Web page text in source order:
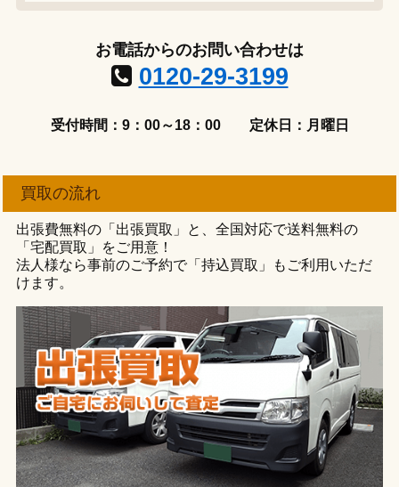
お電話からのお問い合わせは
0120-29-3199
受付時間：9：00～18：00 定休日：月曜日
買取の流れ
出張費無料の「出張買取」と、全国対応で送料無料の
「宅配買取」をご用意！
法人様なら事前のご予約で「持込買取」もご利用いただ
けます。